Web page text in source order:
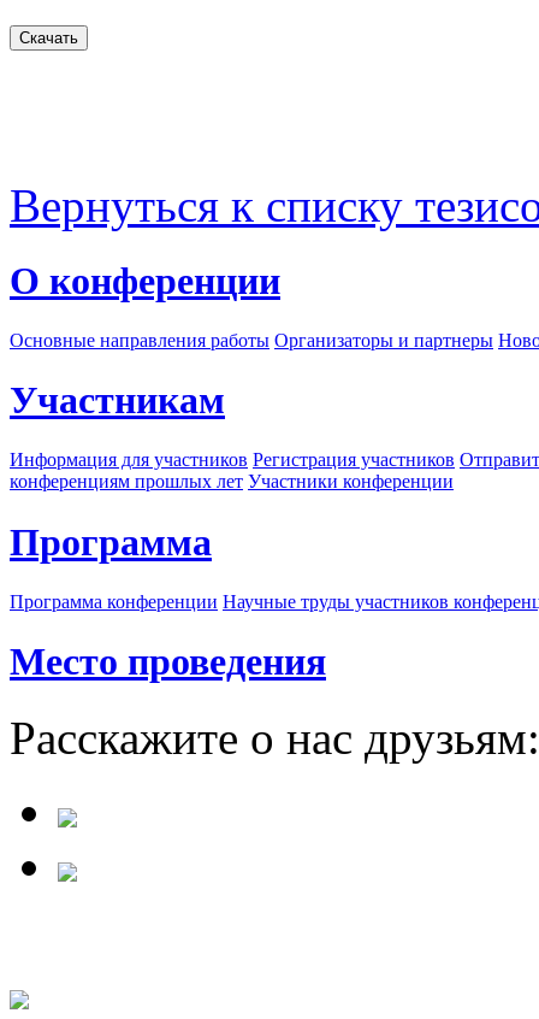
Вернуться к списку
О конференции
Основные направления работы Организаторы и партнеры
Участникам
Информация для участников Регистрация участников
конференциям прошлых лет Участники конференции
Программа
Программа конференции Научные труды участников
Место проведения
Расскажите о нас друзьям: